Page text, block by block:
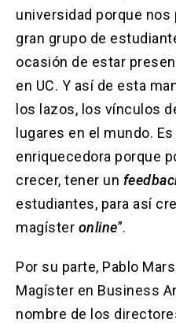
universidad porque
gran grupo de
ocasión de estar
en UC. Y así de esta
los lazos, los vínculos
lugares en el mundo.
enriquecedora porque
crecer, tener un
estudiantes, para así
magíster online”.
Por su parte, Pablo
Magíster en Business
nombre de los